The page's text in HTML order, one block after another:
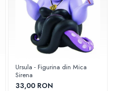
Ursula - Figurina din Mica
Sirena
33,00 RON